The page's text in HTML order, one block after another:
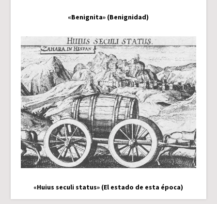
«Benignita» (Benignidad)
«Huius seculi status» (El estado de esta época)